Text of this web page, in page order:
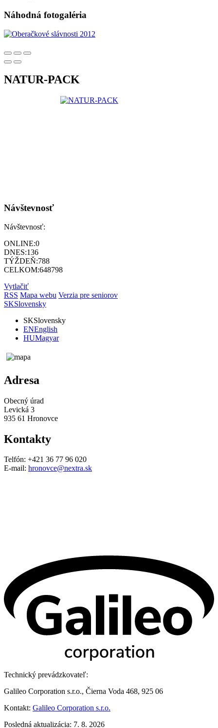
Náhodná fotogaléria
NATUR-PACK
Návštevnosť
Návštevnosť:
ONLINE:0
DNES:136
TÝŽDEŇ:788
CELKOM:648798
Vytlačiť
RSS Mapa webu Verzia pre seniorov
SKSlovensky
SKSlovensky
ENEnglish
HUMagyar
Adresa
Obecný úrad
Levická 3
935 61 Hronovce
Kontakty
Telfón: +421 36 77 96 020
E-mail: hronovce@nextra.sk
Technický prevádzkovateľ:
Galileo Corporation s.r.o., Čierna Voda 468, 925 06
Kontakt: Galileo Corporation s.r.o.
Posledná aktualizácia: 7. 8. 2026